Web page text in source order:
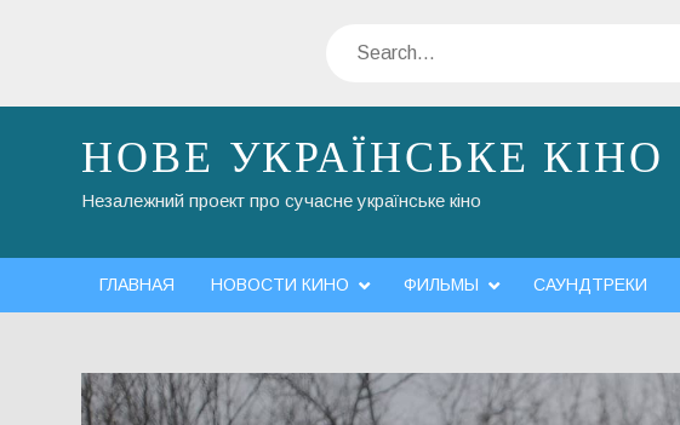
Search
НОВЕ УКРАЇНСЬКЕ КІНО
Незалежний проект про сучасне українське кіно
ГЛАВНАЯ НОВОСТИ КИНО ФИЛЬМЫ САУНДТРЕКИ